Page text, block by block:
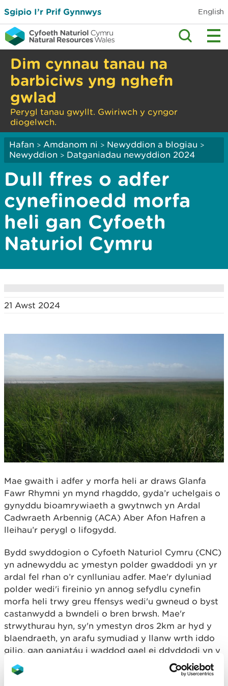
Sgipio I’r Prif Gynnwys English
Dim cynnau tanau na
barbiciws yng nghefn
gwlad
Perygl tanau gwyllt. Gwiriwch y cyngor
diogelwch.
Hafan > Amdanom ni > Newyddion a blogiau >
Newyddion > Datganiadau newyddion 2024
Dull ffres o adfer
cynefinoedd morfa
heli gan Cyfoeth
Naturiol Cymru
21 Awst 2024
Mae gwaith i adfer y morfa heli ar draws Glanfa
Fawr Rhymni yn mynd rhagddo, gyda’r uchelgais o
gynyddu bioamrywiaeth a gwytnwch yn Ardal
Cadwraeth Arbennig (ACA) Aber Afon Hafren a
lleihau’r perygl o lifogydd.
Bydd swyddogion o Cyfoeth Naturiol Cymru (CNC)
yn adnewyddu ac ymestyn polder gwaddodi yn yr
ardal fel rhan o’r cynlluniau adfer. Mae'r dyluniad
polder wedi'i fireinio yn annog sefydlu cynefin
morfa heli trwy greu ffensys wedi'u gwneud o byst
castanwydd a bwndeli o bren brwsh. Mae'r
strwythurau hyn, sy'n ymestyn dros 2km ar hyd y
blaendraeth, yn arafu symudiad y llanw wrth iddo
gilio, gan ganiatáu i waddod gael ei ddyddodi yn y
caeau polder.